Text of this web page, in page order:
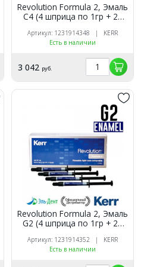
Revolution Formula 2, Эмаль
C4 (4 шприца по 1гр + 20
композитный материал,
29505, Kerr
Артикул: 1231914348 | KERR
Есть в наличии
3 042 руб.
Revolution Formula 2, Эмаль
G2 (4 шприца по 1гр + 20
композитный материал,
29510, Kerr
Артикул: 1231914352 | KERR
Есть в наличии